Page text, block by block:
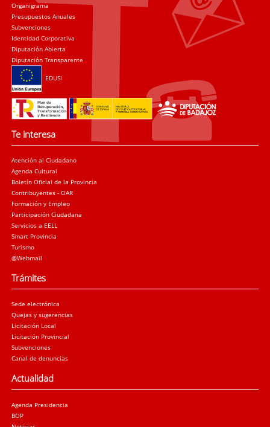
Organigrama
Presupuestos Anuales
Subvenciones
Identidad Corporativa
Diputación Abierta
Diputación Transparente
EDUSI
Te interesa
Atención al Ciudadano
Agenda Cultural
Boletín Oficial de la Provincia
Contribuyentes - OAR
Formación y Empleo
Participación Ciudadana
Servicios a EELL
Smart Provincia
Turismo
@Webmail
Trámites
Sede electrónica
Quejas y sugerencias
Licitación Local
Licitación Provincial
Subvenciones
Canal de denuncias
Actualidad
Agenda Presidencia
BOP